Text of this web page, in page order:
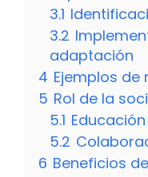
3.1
3.2
adaptación
4 Ejemplos
5 Rol de la
5.1
5.2
6 Beneficios